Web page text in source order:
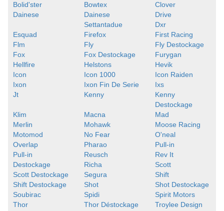
Bolid'ster
Bowtex
Clover
Dainese
Dainese
Settantadue
Drive
Dxr
Esquad
Firefox
First Racing
Flm
Fly
Fly Destockage
Fox
Fox Destockage
Furygan
Hellfire
Helstons
Hevik
Icon
Icon 1000
Icon Raiden
Ixon
Ixon Fin De Serie
Ixs
Jt
Kenny
Kenny
Destockage
Klim
Macna
Mad
Merlin
Mohawk
Moose Racing
Motomod
No Fear
O'neal
Overlap
Pharao
Pull-in
Pull-in
Destockage
Reusch
Rev It
Richa
Scott
Scott Destockage
Segura
Shift
Shift Destockage
Shot
Shot Destockage
Soubirac
Spidi
Spirit Motors
Thor
Thor Déstockage
Troylee Design